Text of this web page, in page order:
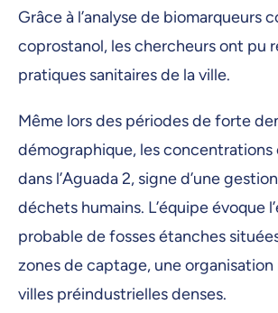
Grâce à l’analyse de biomarqueurs
coprostanol, les chercheurs ont pu
pratiques sanitaires de la ville.
Même lors des périodes de forte
démographique, les
dans l’Aguada 2, signe d’une
déchets humains. L’équipe évoque
probable de fosses étanches
zones de captage, une organisation
villes préindustrielles denses.